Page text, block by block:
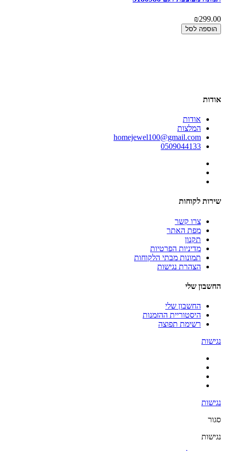
₪299.00
הוספה לסל
אודות
אודות
המלצות
homejewel100@gmail.com
0509044133
שירות לקוחות
צרו קשר
מפת האתר
תקנון
מדיניות הפרטיות
תמונות מבתי הלקוחות
הצהרת נגישות
החשבון שלי
החשבון שלי
היסטוריית ההזמנות
רשימת תפוצה
נגישות
נגישות
סגור
נגישות